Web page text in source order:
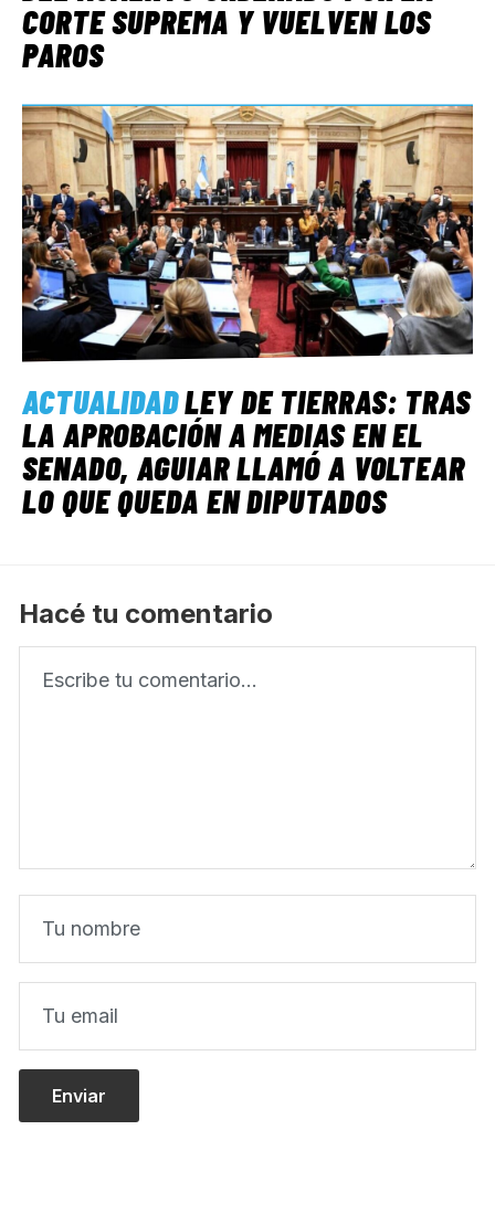
CORTE SUPREMA Y VUELVEN LOS
PAROS
ACTUALIDADLEY DE TIERRAS: TRAS
LA APROBACIÓN A MEDIAS EN EL
SENADO, AGUIAR LLAMÓ A VOLTEAR
LO QUE QUEDA EN DIPUTADOS
Hacé tu comentario